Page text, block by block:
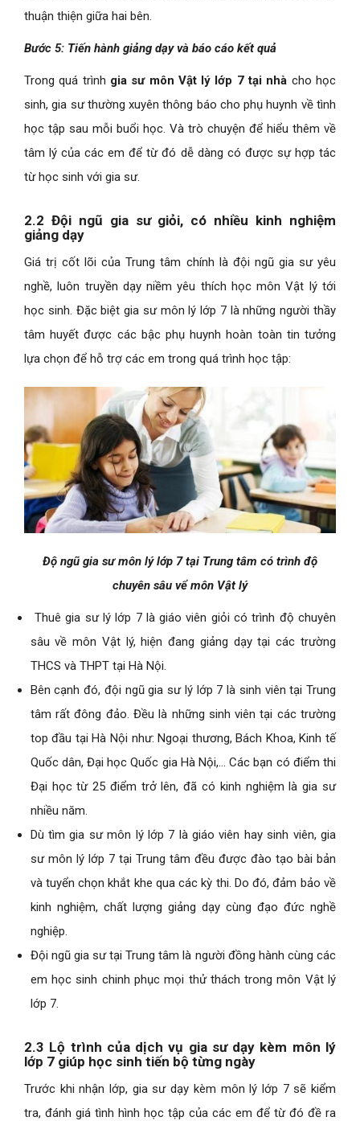
thuận thiện giữa hai bên.
Bước 5: Tiến hành giảng dạy và báo cáo kết quả
Trong quá trình gia sư môn Vật lý lớp 7 tại nhà cho học
sinh, gia sư thường xuyên thông báo cho phụ huynh về tình
học tập sau mỗi buổi học. Và trò chuyện để hiểu thêm về
tâm lý của các em để từ đó dễ dàng có được sự hợp tác
từ học sinh với gia sư.
2.2 Đội ngũ gia sư giỏi, có nhiều kinh nghiệm
giảng dạy
Giá trị cốt lõi của Trung tâm chính là đội ngũ gia sư yêu
nghề, luôn truyền dạy niềm yêu thích học môn Vật lý tới
học sinh. Đặc biệt gia sư môn lý lớp 7 là những người thầy
tâm huyết được các bậc phụ huynh hoàn toàn tin tưởng
lựa chọn để hỗ trợ các em trong quá trình học tập:
Độ ngũ gia sư môn lý lớp 7 tại Trung tâm có trình độ
chuyên sâu vể môn Vật lý
Thuê gia sư lý lớp 7 là giáo viên giỏi có trình độ chuyên
sâu về môn Vật lý, hiện đang giảng dạy tại các trường
THCS và THPT tại Hà Nội.
Bên cạnh đó, đội ngũ gia sư lý lớp 7 là sinh viên tại Trung
tâm rất đông đảo. Đều là những sinh viên tại các trường
top đầu tại Hà Nội như: Ngoại thương, Bách Khoa, Kinh tế
Quốc dân, Đại học Quốc gia Hà Nội,… Các bạn có điểm thi
Đại học từ 25 điểm trở lên, đã có kinh nghiệm là gia sư
nhiều năm.
Dù tìm gia sư môn lý lớp 7 là giáo viên hay sinh viên, gia
sư môn lý lớp 7 tại Trung tâm đều được đào tạo bài bản
và tuyển chọn khắt khe qua các kỳ thi. Do đó, đảm bảo về
kinh nghiệm, chất lượng giảng dạy cùng đạo đức nghề
nghiệp.
Đội ngũ gia sư tại Trung tâm là người đồng hành cùng các
em học sinh chinh phục mọi thử thách trong môn Vật lý
lớp 7.
2.3 Lộ trình của dịch vụ gia sư dạy kèm môn lý
lớp 7 giúp học sinh tiến bộ từng ngày
Trước khi nhận lớp, gia sư dạy kèm môn lý lớp 7 sẽ kiểm
tra, đánh giá tình hình học tập của các em để từ đó đề ra